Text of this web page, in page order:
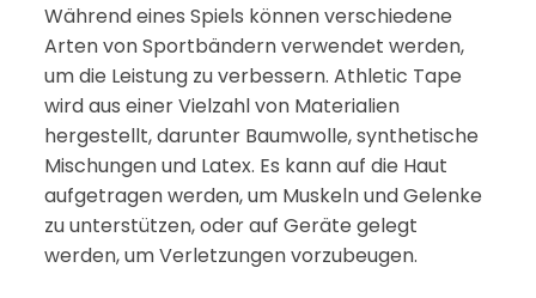
Während eines Spiels können verschiedene
Arten von Sportbändern verwendet werden,
um die Leistung zu verbessern. Athletic Tape
wird aus einer Vielzahl von Materialien
hergestellt, darunter Baumwolle, synthetische
Mischungen und Latex. Es kann auf die Haut
aufgetragen werden, um Muskeln und Gelenke
zu unterstützen, oder auf Geräte gelegt
werden, um Verletzungen vorzubeugen.